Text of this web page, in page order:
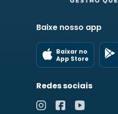
Baixe nosso app
Baixar no
App Store
Redes sociais